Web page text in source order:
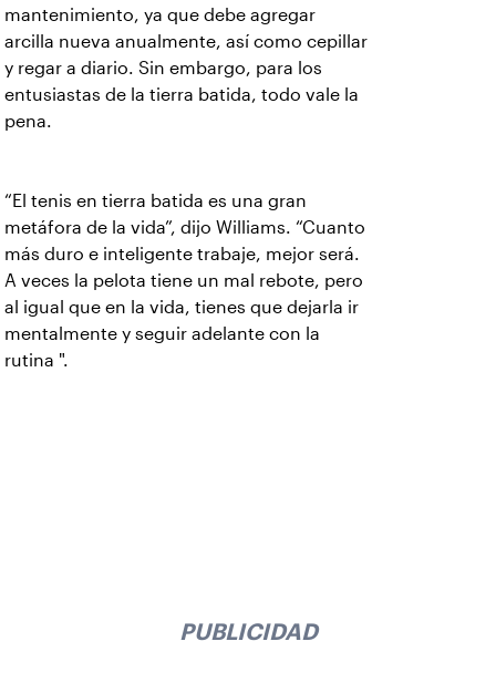
mantenimiento, ya que debe agregar
arcilla nueva anualmente, así como cepillar
y regar a diario. Sin embargo, para los
entusiastas de la tierra batida, todo vale la
pena.
“El tenis en tierra batida es una gran
metáfora de la vida”, dijo Williams. “Cuanto
más duro e inteligente trabaje, mejor será.
A veces la pelota tiene un mal rebote, pero
al igual que en la vida, tienes que dejarla ir
mentalmente y seguir adelante con la
rutina ".
PUBLICIDAD